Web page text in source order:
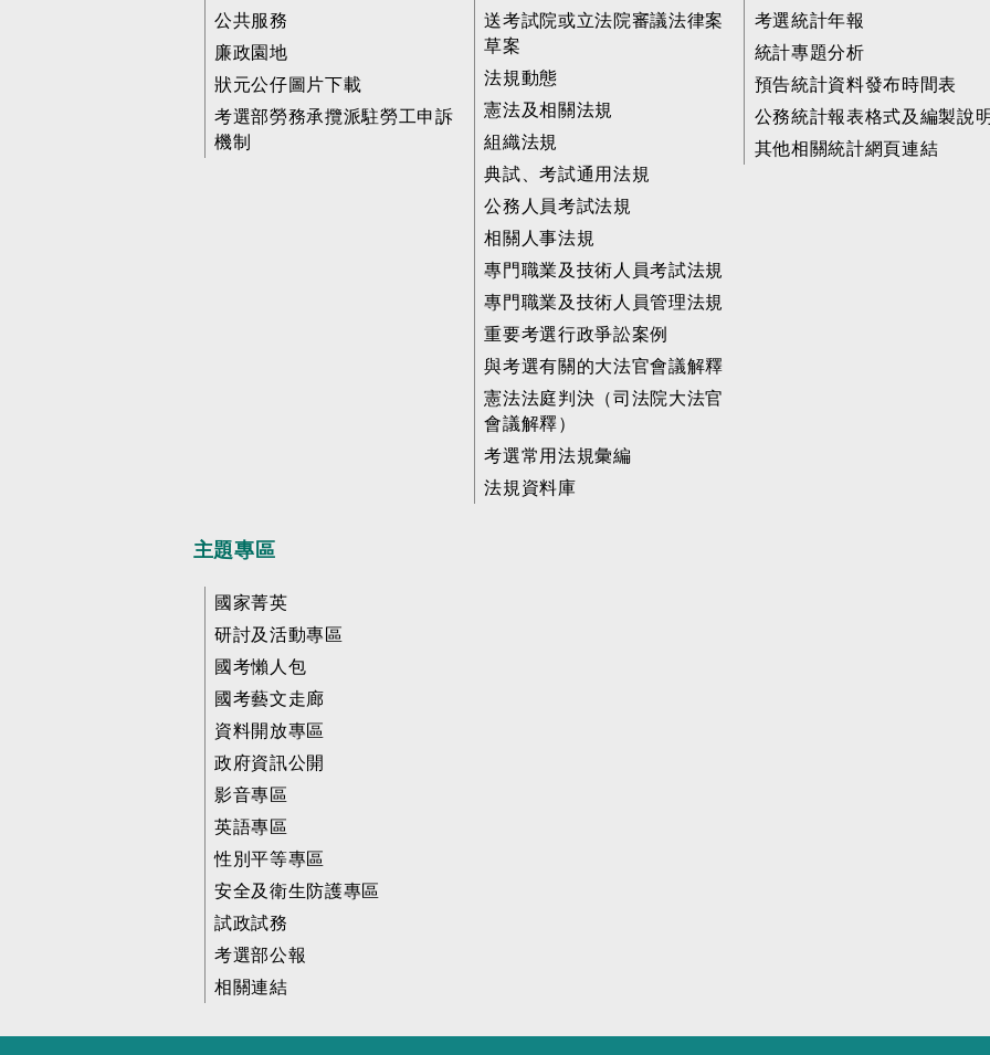
公共服務
廉政園地
狀元公仔圖片下載
考選部勞務承攬派駐勞工申訴
機制
送考試院或立法院審議法律案
草案
法規動態
憲法及相關法規
組織法規
典試、考試通用法規
公務人員考試法規
相關人事法規
專門職業及技術人員考試法規
專門職業及技術人員管理法規
重要考選行政爭訟案例
與考選有關的大法官會議解釋
憲法法庭判決（司法院大法官
會議解釋）
考選常用法規彙編
法規資料庫
考選統計年報
統計專題分析
預告統計資料發布時間表
公務統計報表格式及編製說
其他相關統計網頁連結
主題專區
國家菁英
研討及活動專區
國考懶人包
國考藝文走廊
資料開放專區
政府資訊公開
影音專區
英語專區
性別平等專區
安全及衛生防護專區
試政試務
考選部公報
相關連結